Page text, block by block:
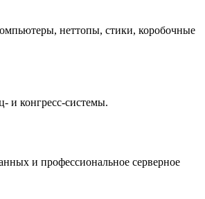
неттопы, стики, коробочные
и конгресс-системы.
и профессиональное серверное